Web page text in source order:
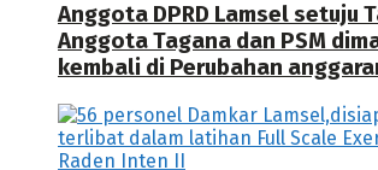
Anggota DPRD Lamsel setuju
Anggota Tagana dan PSM
kembali di Perubahan